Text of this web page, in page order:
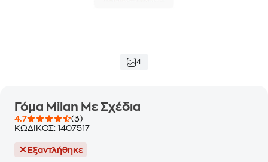
4
Γόμα Milan Με Σχέδια
4.7
(3)
ΚΩΔΙΚΟΣ: 1407517
Εξαντλήθηκε